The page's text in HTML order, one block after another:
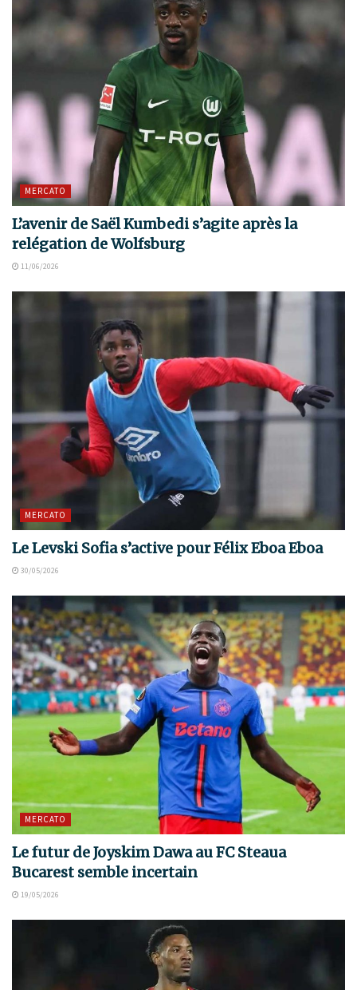
MERCATO
L’avenir de Saël Kumbedi s’agite après la
relégation de Wolfsburg
11/06/2026
MERCATO
Le Levski Sofia s’active pour Félix Eboa Eboa
30/05/2026
MERCATO
Le futur de Joyskim Dawa au FC Steaua
Bucarest semble incertain
19/05/2026